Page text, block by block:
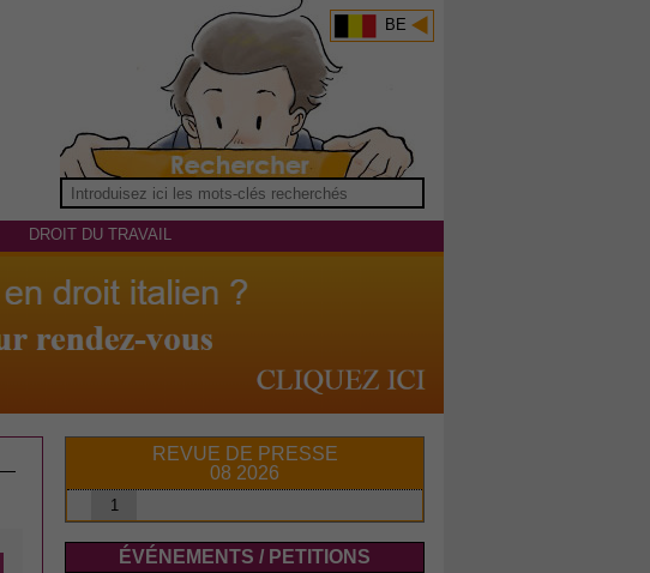
BE
DROIT DU TRAVAIL
REVUE DE PRESSE
08 2026
1
ÉVÉNEMENTS / PETITIONS